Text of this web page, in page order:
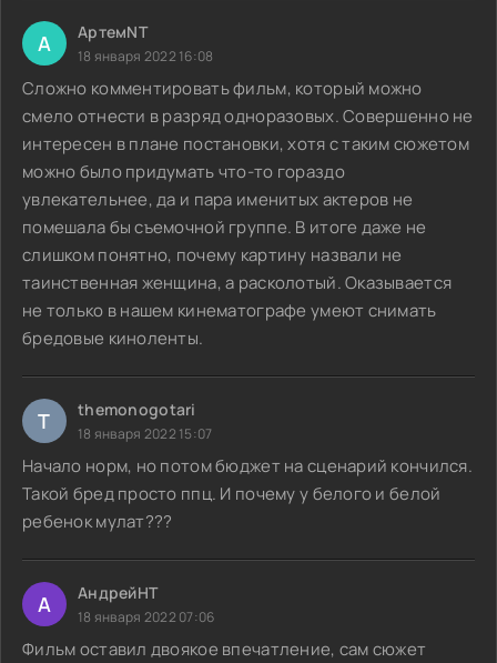
А АртемNT
18 января 2022 16:08
Сложно комментировать фильм, который можно
смело отнести в разряд одноразовых. Совершенно не
интересен в плане постановки, хотя с таким сюжетом
можно было придумать что-то гораздо
увлекательнее, да и пара именитых актеров не
помешала бы съемочной группе. В итоге даже не
слишком понятно, почему картину назвали не
таинственная женщина, а расколотый. Оказывается
не только в нашем кинематографе умеют снимать
бредовые киноленты.
T themonogotari
18 января 2022 15:07
Начало норм, но потом бюджет на сценарий кончился.
Такой бред просто ппц. И почему у белого и белой
ребенок мулат???
А АндрейНТ
18 января 2022 07:06
Фильм оставил двоякое впечатление, сам сюжет